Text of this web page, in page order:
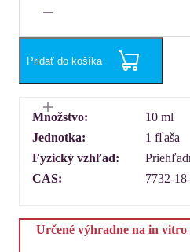
Pridať do košíka
Množstvo:
10 ml
Jednotka:
1 fľaša
Fyzický vzhľad:
CAS:
7732-
Určené výhradne na in